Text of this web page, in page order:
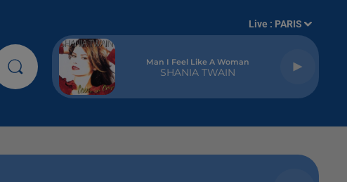
Live : PARIS
Man I Feel Like A Woman
SHANIA TWAIN